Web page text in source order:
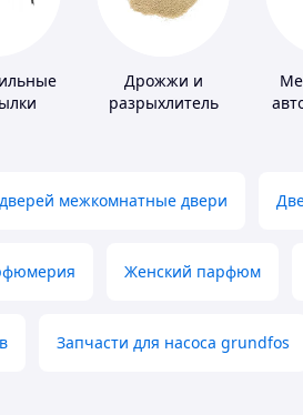
Дрожжи и
разрыхлитель
межкомнатные двери
Женский парфюм
Запчасти для насоса grundfos